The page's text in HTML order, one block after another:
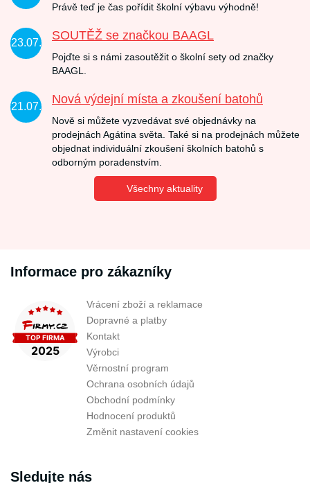
Právě teď je čas pořídit školní výbavu výhodně!
23.07.
SOUTĚŽ se značkou BAAGL
Pojďte si s námi zasoutěžit o školní sety od značky
BAAGL.
21.07.
Nová výdejní místa a zkoušení batohů
Nově si můžete vyzvedávat své objednávky na
prodejnách Agátina světa. Také si na prodejnách můžete
objednat individuální zkoušení školních batohů s
odborným poradenstvím.
Všechny aktuality
Informace pro zákazníky
Vrácení zboží a reklamace
Dopravné a platby
Kontakt
Výrobci
Věrnostní program
Ochrana osobních údajů
Obchodní podmínky
Hodnocení produktů
Změnit nastavení cookies
Sledujte nás